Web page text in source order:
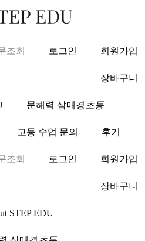
조회 로그인 회원가입
장바구니
문해력 삼매경 초등
고등 수업 문의 후기
조회 로그인 회원가입
장바구니
STEP EDU